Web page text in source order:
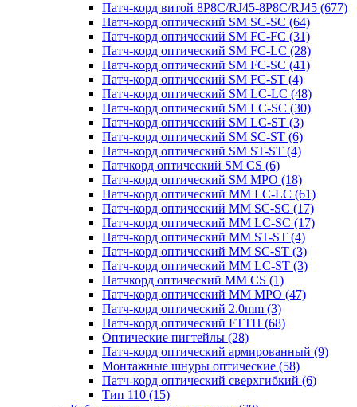
Патч-корд витой 8P8C/RJ45-8P8C/RJ45 (677)
Патч-корд оптический SM SC-SC (64)
Патч-корд оптический SM FC-FC (31)
Патч-корд оптический SM FC-LC (28)
Патч-корд оптический SM FC-SC (41)
Патч-корд оптический SM FC-ST (4)
Патч-корд оптический SM LC-LC (48)
Патч-корд оптический SM LC-SC (30)
Патч-корд оптический SM LC-ST (3)
Патч-корд оптический SM SC-ST (6)
Патч-корд оптический SM ST-ST (4)
Патчкорд оптический SM CS (6)
Патч-корд оптический SM MPO (18)
Патч-корд оптический MM LC-LC (61)
Патч-корд оптический MM SC-SC (17)
Патч-корд оптический MM LC-SC (17)
Патч-корд оптический MM ST-ST (4)
Патч-корд оптический MM SC-ST (3)
Патч-корд оптический MM LC-ST (3)
Патчкорд оптический MM CS (1)
Патч-корд оптический MM MPO (47)
Патч-корд оптический 2.0mm (3)
Патч-корд оптический FTTH (68)
Оптические пигтейлы (28)
Патч-корд оптический армированный (9)
Монтажные шнуры оптические (58)
Патч-корд оптический сверхгибкий (6)
Тип 110 (15)